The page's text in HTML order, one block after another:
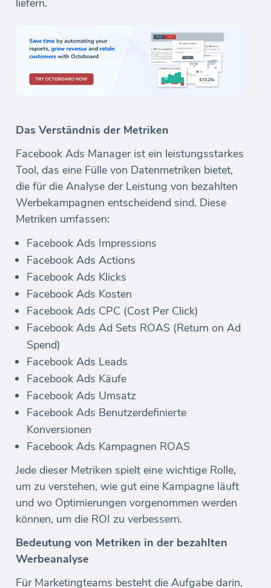
liefern.
Das Verständnis der Metriken
Facebook Ads Manager ist ein leistungsstarkes
Tool, das eine Fülle von Datenmetriken bietet,
die für die Analyse der Leistung von bezahlten
Werbekampagnen entscheidend sind. Diese
Metriken umfassen:
Facebook Ads Impressions
Facebook Ads Actions
Facebook Ads Klicks
Facebook Ads Kosten
Facebook Ads CPC (Cost Per Click)
Facebook Ads Ad Sets ROAS (Return on Ad
Spend)
Facebook Ads Leads
Facebook Ads Käufe
Facebook Ads Umsatz
Facebook Ads Benutzerdefinierte
Konversionen
Facebook Ads Kampagnen ROAS
Jede dieser Metriken spielt eine wichtige Rolle,
um zu verstehen, wie gut eine Kampagne läuft
und wo Optimierungen vorgenommen werden
können, um die ROI zu verbessern.
Bedeutung von Metriken in der bezahlten
Werbeanalyse
Für Marketingteams besteht die Aufgabe darin,